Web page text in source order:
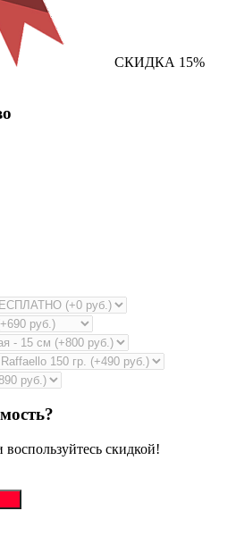
СКИДКА 15%
воспользуйтесь скидкой!